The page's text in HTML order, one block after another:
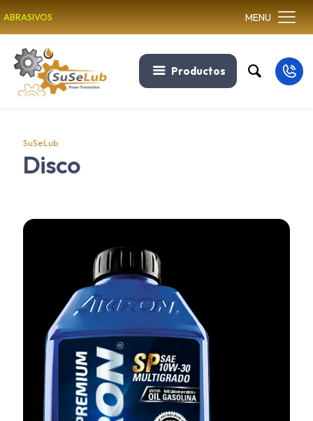
ABRASIVOS MENU
Productos
SuSeLub
Disco